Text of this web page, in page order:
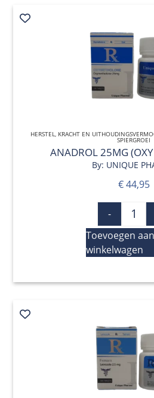
QUICK
HERSTEL KRACHT EN
SPIERGROEI
ANADROL 25MG
By: UNIQUE
€44,95
-
Toevoegen aan
winkelwagen